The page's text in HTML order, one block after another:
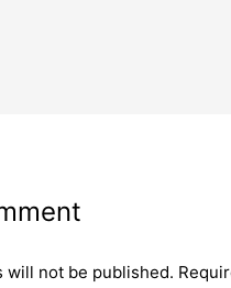
will not be published.